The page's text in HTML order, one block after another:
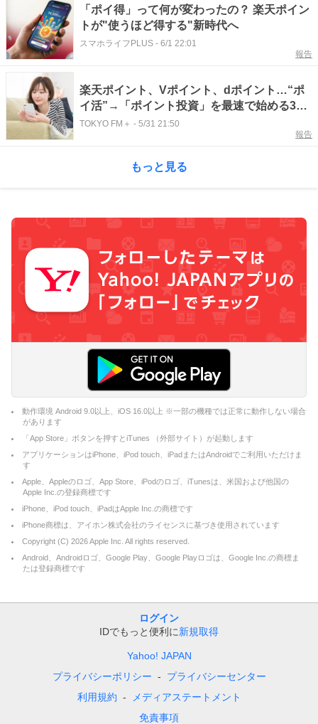
「ポイ得」って何が変わったの？ 楽天ポイン
トが"使うほど得する"新時代へ
スマホライフPLUS - 6/1 22:01
報告
楽天ポイント、Vポイント、dポイント…“ポ
イ活”→「ポイント投資」を最速で始める3ス
テップを紹介
TOKYO FM＋ - 5/31 21:50
報告
もっと見る
動作環境 Android 9.0以上、iOS 16.0以上 ※一部の機種では正常に動作しない場合
があります
「App Store」ボタンを押すとiTunes （外部サイト）が起動します
アプリケーションはiPhone、iPod touch、iPadまたはAndroidでご利用いただけま
す
Apple、Appleのロゴ、App Store、iPodのロゴ、iTunesは、米国および他国の
Apple Inc.の登録商標です
iPhone、iPod touch、iPadはApple Inc.の商標です
iPhone商標は、アイホン株式会社のライセンスに基づき使用されています
Copyright (C) 2026Apple Inc. All rights reserved.
Android、Androidロゴ、Google Play、Google Playロゴは、Google Inc.の商標ま
たは登録商標です
ログイン
IDでもっと便利に新規取得
Yahoo! JAPAN
プライバシーポリシー
プライバシーセンター
利用規約
メディアステートメント
免責事項